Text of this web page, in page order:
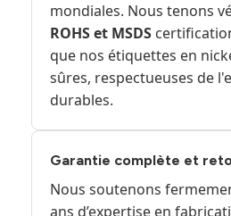
mondiales. Nous tenons
ROHS et MSDS
que nos étiquettes en
sûres, respectueuses de
durables.
Garantie complète et
Nous soutenons
ans d’expertise en